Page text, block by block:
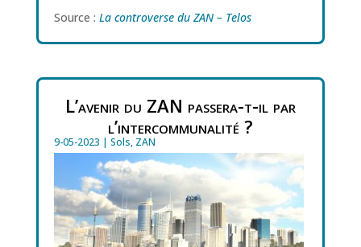
Source : La controverse du ZAN – Telos
L’avenir du ZAN passera-t-il par
l’intercommunalité ?
9-05-2023 Sols, ZAN